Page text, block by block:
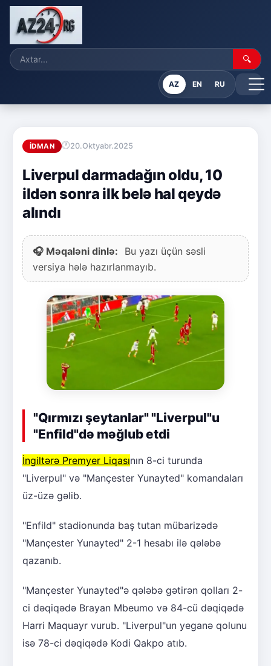
🔍
AZ EN RU
İDMAN 20.Oktyabr.2025
Liverpul darmadağın oldu, 10
ildən sonra ilk belə hal qeydə
alındı
🎧 Məqaləni dinlə:
Bu yazı üçün səsli
versiya hələ hazırlanmayıb.
"Qırmızı şeytanlar" "Liverpul"u
"Enfild"də məğlub etdi
İngiltərə Premyer Liqasının 8-ci turunda
"Liverpul" və "Mançester Yunayted" komandaları
üz-üzə gəlib.
"Enfild" stadionunda baş tutan mübarizədə
"Mançester Yunayted" 2-1 hesabı ilə qələbə
qazanıb.
"Mançester Yunayted"ə qələbə gətirən qolları 2-
ci dəqiqədə Brayan Mbeumo və 84-cü dəqiqədə
Harri Maquayr vurub. "Liverpul"un yeganə qolunu
isə 78-ci dəqiqədə Kodi Qakpo atıb.